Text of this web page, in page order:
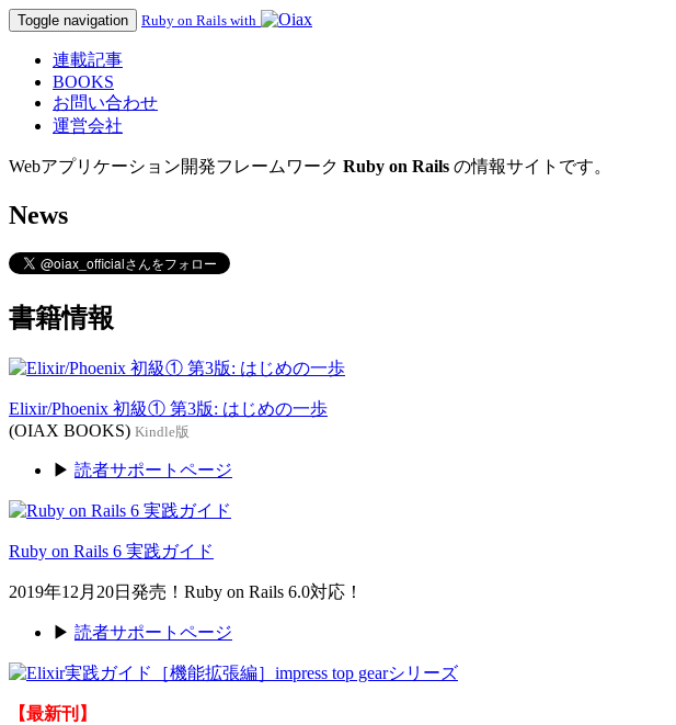
Toggle navigation Ruby on Rails with
連載記事
BOOKS
お問い合わせ
運営会社
Webアプリケーション開発フレームワーク Ruby on Rails の情報サイトです。
News
書籍情報
Elixir/Phoenix 初級① 第3版: はじめの一歩
(OIAX BOOKS) Kindle版
▶ 読者サポートページ
Ruby on Rails 6 実践ガイド
2019年12月20日発売！Ruby on Rails 6.0対応！
▶ 読者サポートページ
【最新刊】